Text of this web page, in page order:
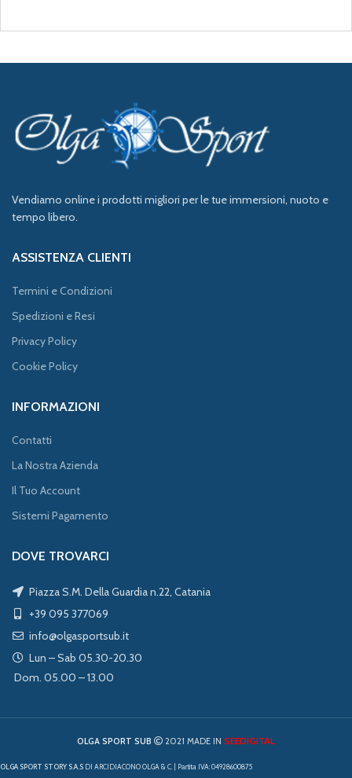
Vendiamo online i prodotti migliori per le tue immersioni, nuoto e
tempo libero.
ASSISTENZA CLIENTI
Termini e Condizioni
Spedizioni e Resi
Privacy Policy
Cookie Policy
INFORMAZIONI
Contatti
La Nostra Azienda
Il Tuo Account
Sistemi Pagamento
DOVE TROVARCI
Piazza S.M. Della Guardia n.22, Catania
+39 095 377069
info@olgasportsub.it
Lun – Sab 05.30-20.30
Dom. 05.00 – 13.00
OLGA SPORT SUB 2021 MADE IN SEEDIGITAL
OLGA SPORT STORY S.A.S DI ARCIDIACONO OLGA & C. | Partita IVA: 04928600875